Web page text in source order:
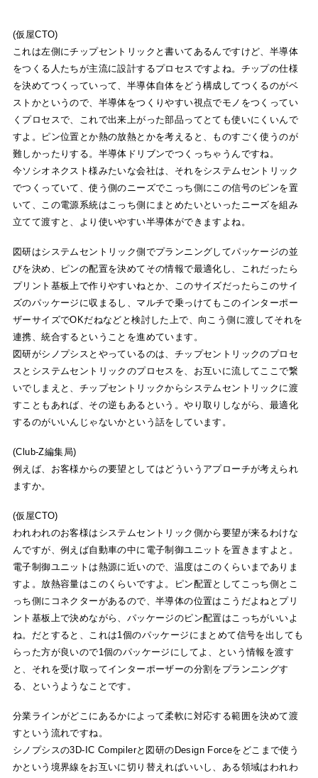
(仮屋CTO)
これは左側にチップセントリックと書いてあるんですけど、半導体
をつくる人たちが主流に設計するプロセスですよね。チップの仕様
を決めてつくっていって、半導体自体をどう構成してつくるのがベ
ストかというので、半導体をつくりやすい視点でモノをつくってい
くプロセスで、これで出来上がった部品ってとても使いにくいんで
すよ。ピン位置とか熱の放熱とかを考えると、ものすごく使うのが
難しかったりする。半導体ドリブンでつくっちゃうんですね。
今ソシオネクスト様みたいな会社は、それをシステムセントリック
でつくっていて、使う側のニーズでこっち側にこの信号のピンを置
いて、この電源系統はこっち側にまとめたいといったニーズを組み
立てて渡すと、より使いやすい半導体ができますよね。
図研はシステムセントリック側でプランニングしてパッケージの並
びを決め、ピンの配置を決めてその情報で最適化し、これだったら
プリント基板上で作りやすいねとか、このサイズだったらこのサイ
ズのパッケージに収まるし、マルチで乗っけてもこのインターポー
ザーサイズでOKだねなどと検討した上で、向こう側に渡してそれを
連携、統合するということを進めています。
図研がシノプシスとやっているのは、チップセントリックのプロセ
スとシステムセントリックのプロセスを、お互いに流してここで繋
いでしまえと、チップセントリックからシステムセントリックに渡
すこともあれば、その逆もあるという。やり取りしながら、最適化
するのがいいんじゃないかという話をしています。
(Club-Z編集局)
例えば、お客様からの要望としてはどういうアプローチが考えられ
ますか。
(仮屋CTO)
われわれのお客様はシステムセントリック側から要望が来るわけな
んですが、例えば自動車の中に電子制御ユニットを置きますよと。
電子制御ユニットは熱源に近いので、温度はこのくらいまでありま
すよ。放熱容量はこのくらいですよ。ピン配置としてこっち側とこ
っち側にコネクターがあるので、半導体の位置はこうだよねとプリ
ント基板上で決めながら、パッケージのピン配置はこっちがいいよ
ね。だとすると、これは1個のパッケージにまとめて信号を出しても
らった方が良いので1個のパッケージにしてよ、という情報を渡す
と、それを受け取ってインターポーザーの分割をプランニングす
る、というようなことです。
分業ラインがどこにあるかによって柔軟に対応する範囲を決めて渡
すという流れですね。
シノプシスの3D-IC Compilerと図研のDesign Forceをどこまで使う
かという境界線をお互いに切り替えればいいし、ある領域はわれわ